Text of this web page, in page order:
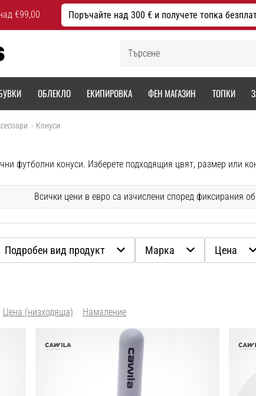
€99,00 Поръчайте над 300 € и получете топка
ОБЛЕКЛО ЕКИПИРОВКА ФЕН МАГАЗИН ТОПКИ
Конуси
Всички цени в евро са изчислени според фиксирания
Подробен вид продукт Марка Цена
Цена (низходяща) Намаление